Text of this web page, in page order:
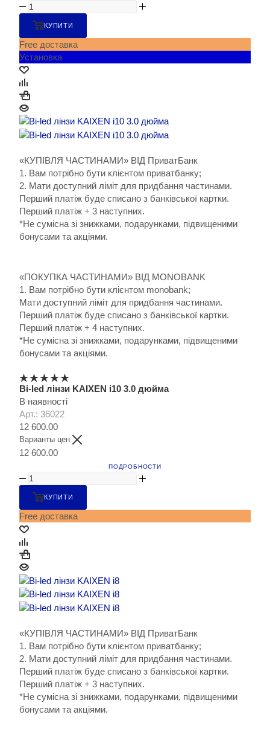
КУПИТИ
Free доставка
Установка
«КУПІВЛЯ ЧАСТИНАМИ» ВІД ПриватБанк
1. Вам потрібно бути клієнтом приватбанку;
2. Мати доступний ліміт для придбання частинами.
Перший платіж буде списано з банківської картки.
Перший платіж + 3 наступних.
*Не сумісна зі знижками, подарунками, підвищеними
бонусами та акціями.
«ПОКУПКА ЧАСТИНАМИ» ВІД MONOBANK
1. Вам потрібно бути клієнтом monobank;
Мати доступний ліміт для придбання частинами.
Перший платіж буде списано з банківської картки.
Перший платіж + 4 наступних.
*Не сумісна зі знижками, подарунками, підвищеними
бонусами та акціями.
Bi-led лінзи KAIXEN i10 3.0 дюйма
В наявності
Арт.: 36022
12 600.00
Варианты цен
12 600.00
ПОДРОБНОСТИ
КУПИТИ
Free доставка
«КУПІВЛЯ ЧАСТИНАМИ» ВІД ПриватБанк
1. Вам потрібно бути клієнтом приватбанку;
2. Мати доступний ліміт для придбання частинами.
Перший платіж буде списано з банківської картки.
Перший платіж + 3 наступних.
*Не сумісна зі знижками, подарунками, підвищеними
бонусами та акціями.